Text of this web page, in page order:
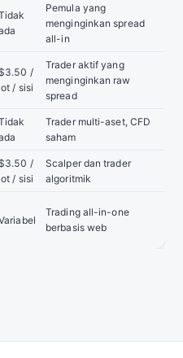
Pemula yang
menginginkan spread
all-in
/
lot / sisi
Trader aktif yang
menginginkan raw
spread
Trader multi-aset, CFD
saham
/
lot / sisi
Scalper dan trader
algoritmik
Trading all-in-one
berbasis web